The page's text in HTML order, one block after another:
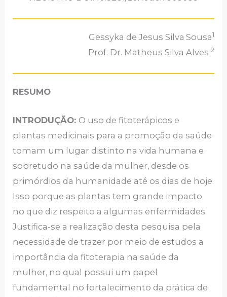
Gessyka de Jesus Silva Sousa1
Prof. Dr. Matheus Silva Alves 2
RESUMO
INTRODUÇÃO: O uso de fitoterápicos e
plantas medicinais para a promoção da saúde
tomam um lugar distinto na vida humana e
sobretudo na saúde da mulher, desde os
primórdios da humanidade até os dias de hoje.
Isso porque as plantas tem grande impacto
no que diz respeito a algumas enfermidades.
Justifica-se a realização desta pesquisa pela
necessidade de trazer por meio de estudos a
importância da fitoterapia na saúde da
mulher, no qual possui um papel
fundamental no fortalecimento da prática de